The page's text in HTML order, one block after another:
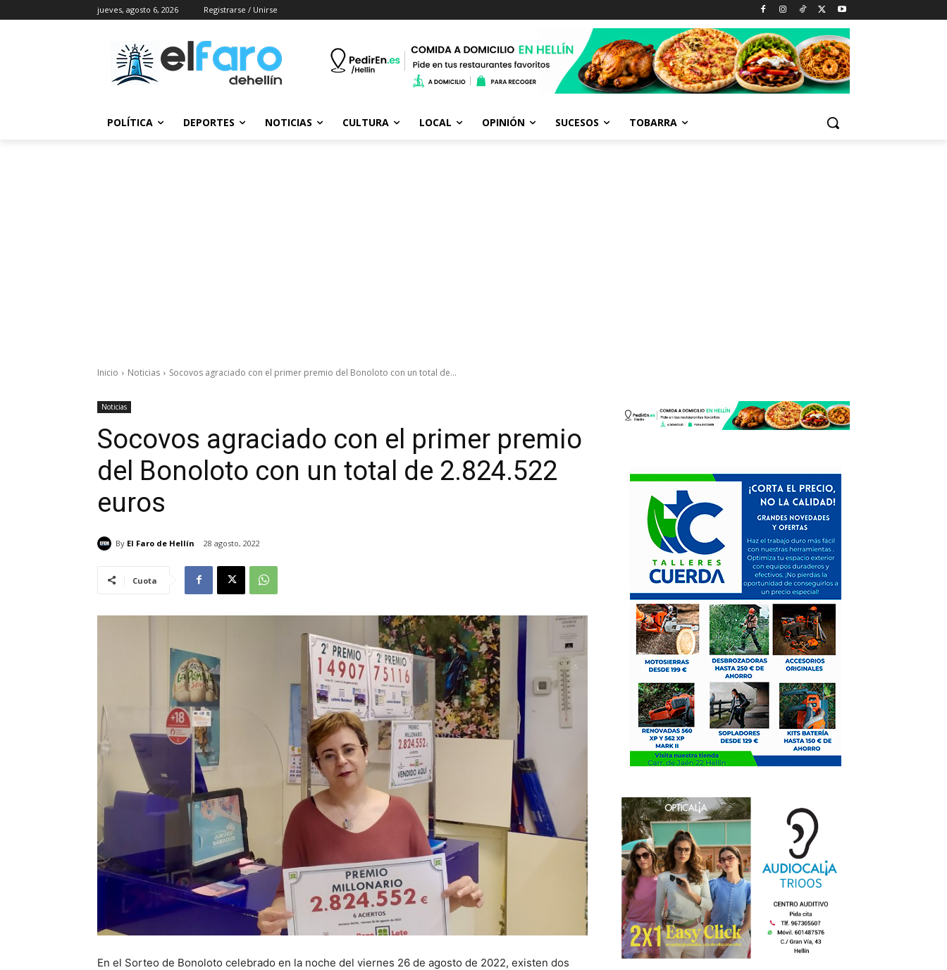
jueves, agosto 6, 2026 Registrarse / Unirse
POLÍTICA DEPORTES NOTICIAS CULTURA LOCAL OPINIÓN SUCESOS TOBARRA
Inicio Noticias Socovos agraciado con el primer premio del Bonoloto con un total de...
Noticias
Socovos agraciado con el primer premio
del Bonoloto con un total de 2.824.522
euros
By El Faro de Hellín 28 agosto, 2022
Cuota
En el Sorteo de Bonoloto celebrado en la noche del viernes 26 de agosto de 2022, existen dos